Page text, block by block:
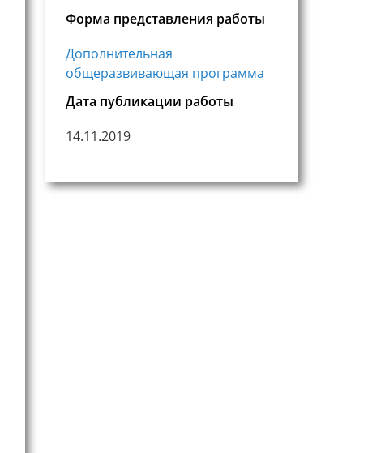
Форма представления работы
Дополнительная
общеразвивающая программа
Дата публикации работы
14.11.2019